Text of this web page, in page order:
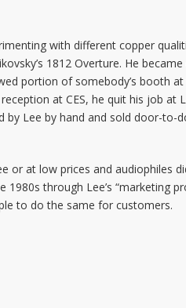
with different copper
1812 Overture. He
portion of somebody’s booth
at CES, he quit his job at
by Lee by hand and sold door-to-
at low prices and audiophiles
through Lee’s “marketing
to do the same for customers.